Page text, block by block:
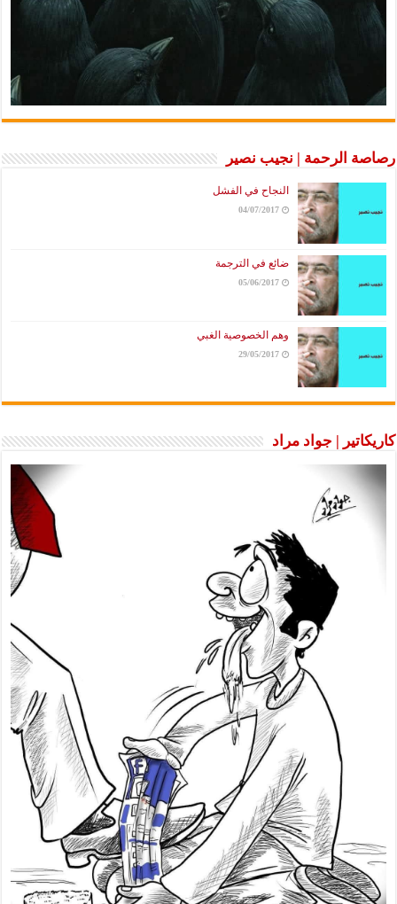
رصاصة الرحمة | نجيب نصير
النجاح في الفشل
04/07/2017
ضائع في الترجمة
05/06/2017
وهم الخصوصية الغبي
29/05/2017
كاريكاتير | جواد مراد